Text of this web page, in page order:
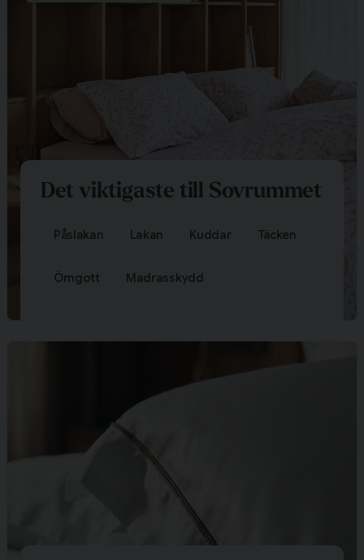
Det viktigaste till Sovrummet
Påslakan Lakan Kuddar Täcken
Örngott Madrasskydd